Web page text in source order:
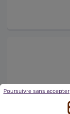
Poursuivre sans accepter